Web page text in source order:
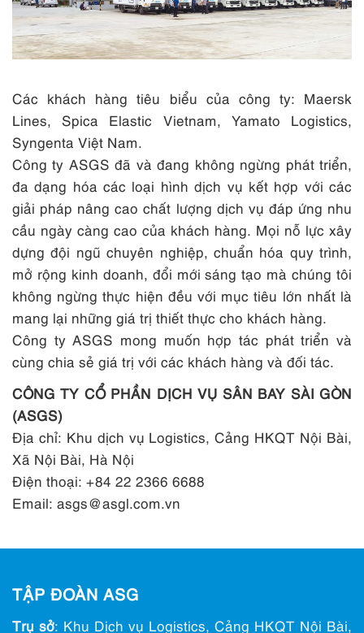
Các khách hàng tiêu biểu của công ty: Maersk
Lines, Spica Elastic Vietnam, Yamato Logistics,
Syngenta Việt Nam.
Công ty ASGS đã và đang không ngừng phát triển,
đa dạng hóa các loại hình dịch vụ kết hợp với các
giải pháp nâng cao chất lượng dịch vụ đáp ứng nhu
cầu ngày càng cao của khách hàng. Mọi nỗ lực xây
dựng đội ngũ chuyên nghiệp, chuẩn hóa quy trình,
mở rộng kinh doanh, đổi mới sáng tạo mà chúng tôi
không ngừng thực hiện đều với mục tiêu lớn nhất là
mang lại những giá trị thiết thực cho khách hàng.
Công ty ASGS mong muốn hợp tác phát triển và
cùng chia sẻ giá trị với các khách hàng và đối tác.
CÔNG TY CỔ PHẦN DỊCH VỤ SÂN BAY SÀI GÒN
(ASGS)
Địa chỉ: Khu dịch vụ Logistics, Cảng HKQT Nội Bài,
Xã Nội Bài, Hà Nội
Điện thoại: +84 22 2366 6688
Email: asgs@ asgl.com.vn
TẬP ĐOÀN ASG
Trụ sở: Khu Dịch vụ Logistics, Cảng HKQT Nội Bài,